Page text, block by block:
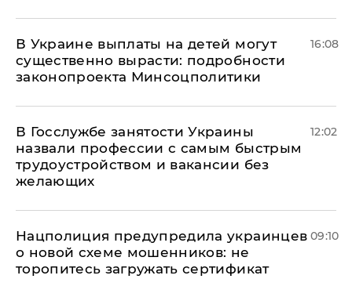
В Украине выплаты на детей могут
существенно вырасти: подробности
законопроекта Минсоцполитики
16:08
В Госслужбе занятости Украины
назвали профессии с самым быстрым
трудоустройством и вакансии без
желающих
12:02
Нацполиция предупредила украинцев
о новой схеме мошенников: не
торопитесь загружать сертификат
09:10